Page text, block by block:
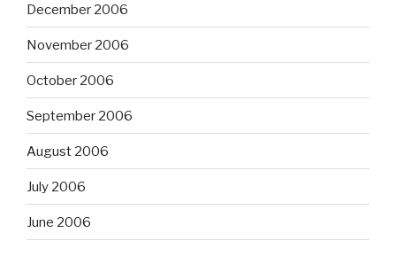
December 2006
November 2006
October 2006
September 2006
August 2006
July 2006
June 2006